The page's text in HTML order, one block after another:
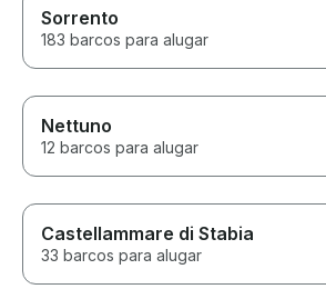
Sorrento
183 barcos para alugar
Nettuno
12 barcos para alugar
Castellammare di Stabia
33 barcos para alugar